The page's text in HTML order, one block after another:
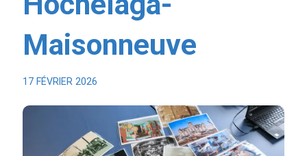
Maisonneuve
17 FÉVRIER 2026